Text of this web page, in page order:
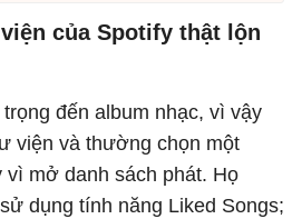
của Spotify thật lộn
đến album nhạc, vì vậy
viện và thường chọn một
vì mở danh sách phát. Họ
dụng tính năng Liked Songs;